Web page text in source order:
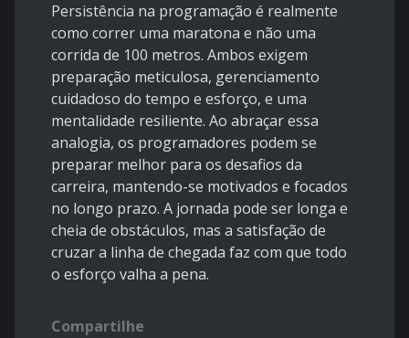
Persistência na programação é realmente
como correr uma maratona e não uma
corrida de 100 metros. Ambos exigem
preparação meticulosa, gerenciamento
cuidadoso do tempo e esforço, e uma
mentalidade resiliente. Ao abraçar essa
analogia, os programadores podem se
preparar melhor para os desafios da
carreira, mantendo-se motivados e focados
no longo prazo. A jornada pode ser longa e
cheia de obstáculos, mas a satisfação de
cruzar a linha de chegada faz com que todo
o esforço valha a pena.
Compartilhe